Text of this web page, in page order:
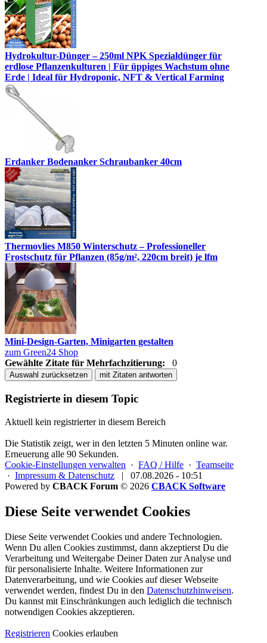
Hydrokultur-Dünger – 250ml NPK Spezialdünger für
erdlose Pflanzenkulturen | Für üppiges Wachstum ohne
Erde | Ideal für Hydroponic, NFT & Vertical Farming
Erdanker Bodenanker Schraubanker 40cm
Thermovlies M850 Winterschutz – Professioneller
Frostschutz für Pflanzen (85g/m², 220cm breit) je lfm
Mini-Design-Garten, Minigarten gestalten
zum Green24 Shop
Gewählte Zitate für Mehrfachzitierung:
0
Auswahl zurücksetzen mit Zitaten antworten
Registrierte in diesem Topic
Aktuell kein registrierter in diesem Bereich
Die Statistik zeigt, wer in den letzten 5 Minuten online war.
Erneuerung alle 90 Sekunden.
Cookie-Einstellungen verwalten · FAQ / Hilfe · Teamseite
· Impressum & Datenschutz |
07.08.2026 - 10:51
Powered by CBACK Forum © 2026 CBACK Software
Diese Seite verwendet Cookies
Diese Seite verwendet Cookies und andere Technologien.
Wenn Du allen Cookies zustimmst, dann akzeptierst Du die
Verarbeitung und Weitergabe Deiner Daten zur Analyse und
für personalisierte Inhalte. Weitere Informationen zur
Datenverarbeitung, und wie Cookies auf dieser Webseite
verwendet werden, findest Du in den Datenschutzhinweisen.
Du kannst mit Einschränkungen auch lediglich die technisch
notwendigen Cookies akzeptieren.
Registrieren Cookies erlauben